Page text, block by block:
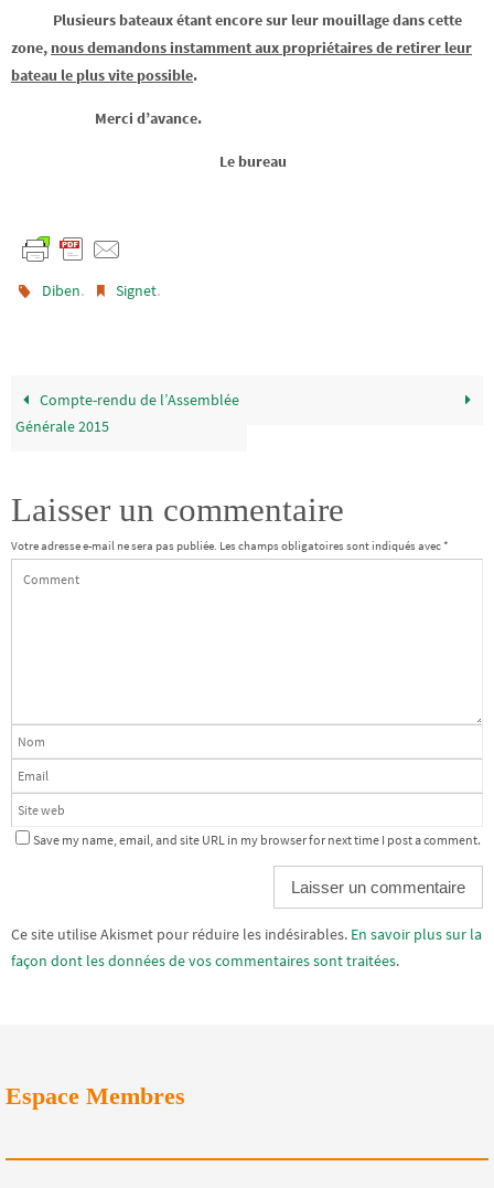
Plusieurs bateaux étant encore sur leur mouillage dans cette
zone, nous demandons instamment aux propriétaires de retirer leur
bateau le plus vite possible.
Merci d’avance.
Le bureau
Diben. Signet.
Compte-rendu de l’Assemblée
Générale 2015
Laisser un commentaire
Votre adresse e-mail ne sera pas publiée. Les champs obligatoires sont indiqués avec*
Save my name, email, and site URL in my browser for next time I post a comment.
Alternative:
Ce site utilise Akismet pour réduire les indésirables. En savoir plus sur la
façon dont les données de vos commentaires sont traitées.
Espace Membres